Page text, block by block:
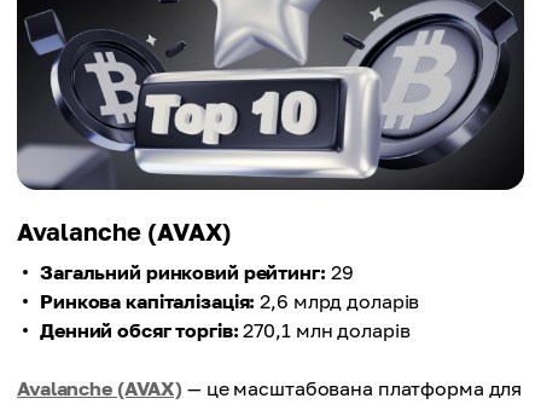
Avalanche (AVAX)
Загальний ринковий рейтинг: 29
Ринкова капіталізація: 2,6 млрд доларів
Денний обсяг торгів: 270,1 млн доларів
Avalanche (AVAX) — це масштабована платформа для